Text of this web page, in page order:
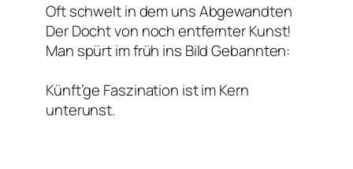
Oft schwelt in dem uns Abgewandten
Der Docht von noch entfernter Kunst!
Man spürt im früh ins Bild Gebannten:
Künft’ge Faszination ist im Kern
unterunst.